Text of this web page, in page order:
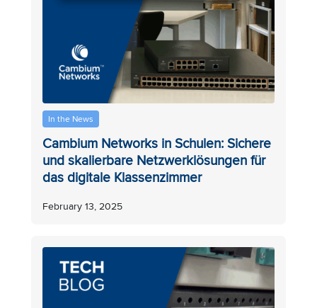
In the News
Cambium Networks in Schulen: Sichere
und skalierbare Netzwerklösungen für
das digitale Klassenzimmer
February 13, 2025